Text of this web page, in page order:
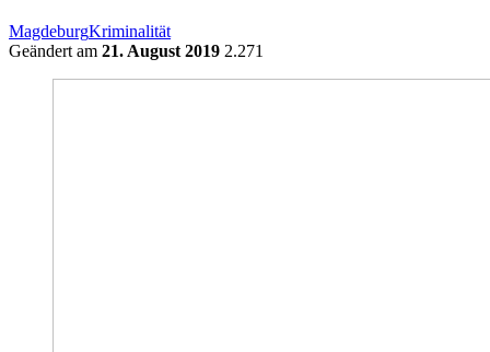
MagdeburgKriminalität
Geändert am 21. August 2019 2.271